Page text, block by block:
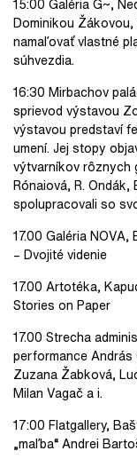
15:00 Galéria G~,
Dominikou
namaľovať vlastné
súhvezdia.
16:30 Mirbachov
sprievod výstavou
výstavou predstaví
umení. Jej stopy
výtvarníkov rôznych
Rónaiová, R.
spolupracovali so
17.00 Galéria
– Dvojité videnie
17.00 Artotéka,
Stories on Paper
17.00 Strecha
performance András
Zuzana Žabková,
Milan Vagač a i.
17:00 Flatgallery,
„maľba“ Andrei